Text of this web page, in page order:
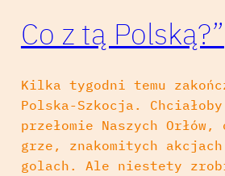
Co z tą Polską?”
Kilka tygodni temu
Polska-Szkocja.
przełomie Naszych
grze, znakomitych
golach. Ale niestety